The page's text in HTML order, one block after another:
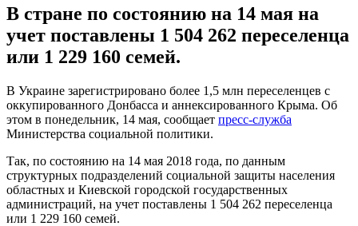
В стране по состоянию на 14 мая на
учет поставлены 1 504 262 переселенца
или 1 229 160 семей.
В Украине зарегистрировано более 1,5 млн переселенцев с
оккупированного Донбасса и аннексированного Крыма. Об
этом в понедельник, 14 мая, сообщает пресс-служба
Министерства социальной политики.
Так, по состоянию на 14 мая 2018 года, по данным
структурных подразделений социальной защиты населения
областных и Киевской городской государственных
администраций, на учет поставлены 1 504 262 переселенца
или 1 229 160 семей.